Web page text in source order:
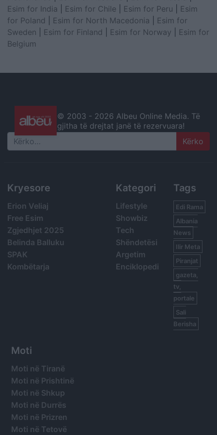
Esim for India
Esim for Chile Esim for Peru
Esim
for Poland
Esim for North Macedonia
Esim for
Sweden
Esim for Finland Esim for Norway
Esim for
Belgium
© 2003 - 2026 Albeu Online Media. Të
gjitha të drejtat janë të rezervuara!
Search
Kryesore
Erion Veliaj
Free Esim
Zgjedhjet 2025
Belinda Balluku
SPAK
Kombëtarja
Kategori
Lifestyle
Showbiz
Tech
Shëndetësi
Argetim
Enciklopedi
Tags
Edi Rama
Albania
News
Ilir Meta
Piranjat
gazeta,
tv,
portale
Sali
Berisha
Moti
Moti në Tiranë
Moti në Prishtinë
Moti në Shkup
Moti në Durrës
Moti në Prizren
Moti në Tetovë